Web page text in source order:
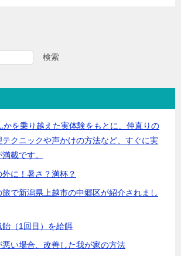
検索
かを乗り越えた実体験をもとに、仲直りの
テクニックや声かけの方法など、すぐに実
載です。
に！暑さ？満杯？
で新潟県上越市の中郷区が紹介されまし
（1回目）を給餌
悪い場合、改善した我が家の方法